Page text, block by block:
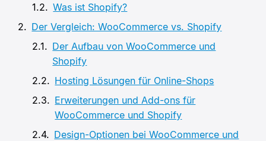
Was ist Shopify?
Der Vergleich: WooCommerce vs. Shopify
Der Aufbau von WooCommerce und
Shopify
Hosting Lösungen für Online-Shops
Erweiterungen und Add-ons für
WooCommerce und Shopify
Design-Optionen bei WooCommerce und